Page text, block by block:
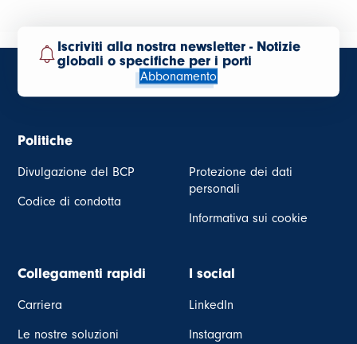
Iscriviti alla nostra newsletter - Notizie
globali o specifiche per i porti
Abbonamento
Collegamenti rapidi
Carriera
Le nostre soluzioni
Politiche
Divulgazione del BCP
Codice di condotta
Protezione dei dati
personali
Informativa sui cookie
I social
LinkedIn
Instagram